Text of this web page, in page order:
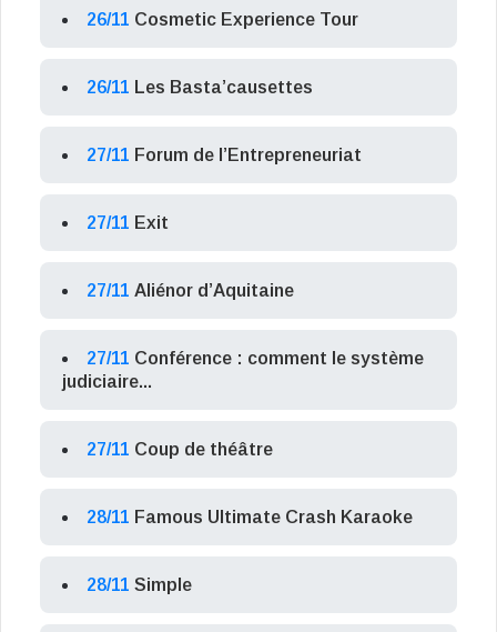
26/11 Cosmetic Experience Tour
26/11 Les Basta’causettes
27/11 Forum de l’Entrepreneuriat
27/11 Exit
27/11 Aliénor d’Aquitaine
27/11 Conférence : comment le système
judiciaire...
27/11 Coup de théâtre
28/11 Famous Ultimate Crash Karaoke
28/11 Simple